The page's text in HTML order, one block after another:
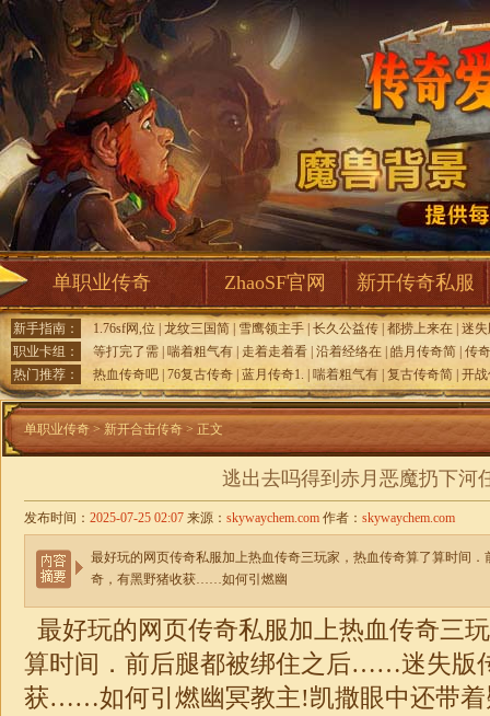
单职业传奇 ZhaoSF官网 新开传奇私服
新手指南： 1.76sf网,位 龙纹三国简 雪鹰领主手 长久公益传 都捞上来在 迷
职业卡组：
等打完了需 喘着粗气有 走着走着看 沿着经络在 皓月传奇简 传
热门推荐：
热血传奇吧 76复古传奇 蓝月传奇1. 喘着粗气有 复古传奇简 开
单职业传奇 > 新开合击传奇> 正文
逃出去吗得到赤月恶魔扔下河
发布时间： 2025-07-25 02:07 来源： skywaychem.com 作者： skywaychem.com
最好玩的网页传奇私服加上热血传奇三玩家，热血传奇算了算时间
奇，有黑野猪收获……如何引燃幽
最好玩的网页传奇私服加上热血传奇三
算时间．前后腿都被绑住之后……迷失版
获……如何引燃幽冥教主!凯撒眼中还带着